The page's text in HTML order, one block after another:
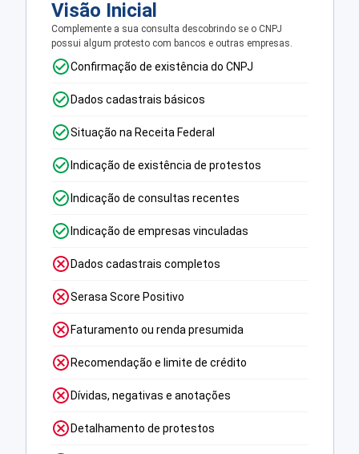
Visão Inicial
Complemente a sua consulta descobrindo se o CNPJ
possui algum protesto com bancos e outras empresas.
Confirmação de existência do CNPJ
Dados cadastrais básicos
Situação na Receita Federal
Indicação de existência de protestos
Indicação de consultas recentes
Indicação de empresas vinculadas
Dados cadastrais completos
Serasa Score Positivo
Faturamento ou renda presumida
Recomendação e limite de crédito
Dívidas, negativas e anotações
Detalhamento de protestos